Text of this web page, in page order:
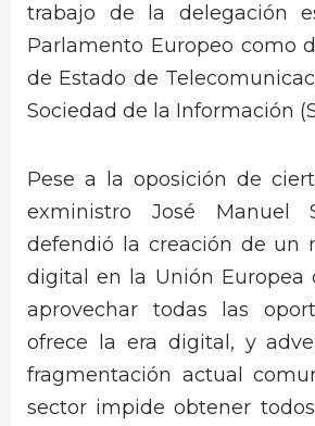
trabajo de la delegación
Parlamento Europeo como
de Estado de
Sociedad de la Información
Pese a la oposición de
exministro José Manuel
defendió la creación de un
digital en la Unión Europea
aprovechar todas las
ofrece la era digital, y
fragmentación actual
sector impide obtener